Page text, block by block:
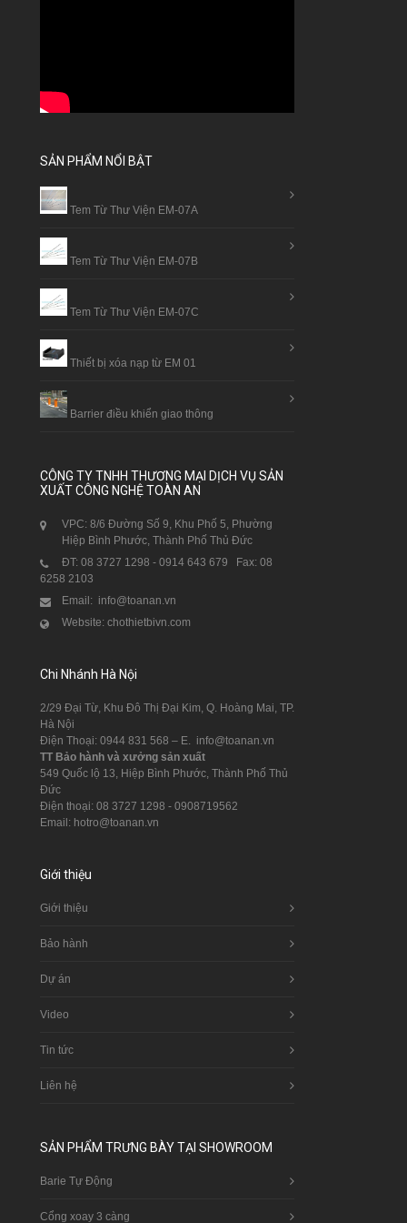
SẢN PHẨM NỔI BẬT
Tem Từ Thư Viện EM-07A
Tem Từ Thư Viện EM-07B
Tem Từ Thư Viện EM-07C
Thiết bị xóa nạp từ EM 01
Barrier điều khiển giao thông
CÔNG TY TNHH THƯƠNG MẠI DỊCH VỤ SẢN
XUẤT CÔNG NGHỆ TOÀN AN
VPC: 8/6 Đường Số 9, Khu Phố 5, Phường
Hiệp Bình Phước, Thành Phố Thủ Đức
ĐT: 08 3727 1298 - 0914 643 679 Fax: 08
6258 2103
Email: info@toanan.vn
Website: chothietbivn.com
Chi Nhánh Hà Nội
2/29 Đại Từ, Khu Đô Thị Đại Kim, Q. Hoàng Mai, TP.
Hà Nội
Điện Thoại: 0944 831 568 – E. info@toanan.vn
TT Bảo hành và xưởng sản xuất
549 Quốc lộ 13, Hiệp Bình Phước, Thành Phố Thủ
Đức
Điện thoại: 08 3727 1298 - 0908719562
Email: hotro@toanan.vn
Giới thiệu
Giới thiệu
Bảo hành
Dự án
Video
Tin tức
Liên hệ
SẢN PHẨM TRƯNG BÀY TẠI SHOWROOM
Barie Tự Động
Cổng xoay 3 càng